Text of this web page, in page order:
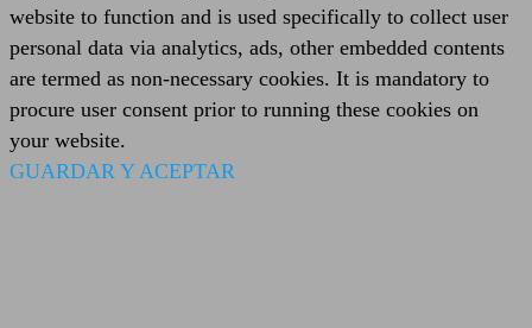
website to function and is used specifically to collect user
personal data via analytics, ads, other embedded contents
are termed as non-necessary cookies. It is mandatory to
procure user consent prior to running these cookies on
your website.
GUARDAR Y ACEPTAR